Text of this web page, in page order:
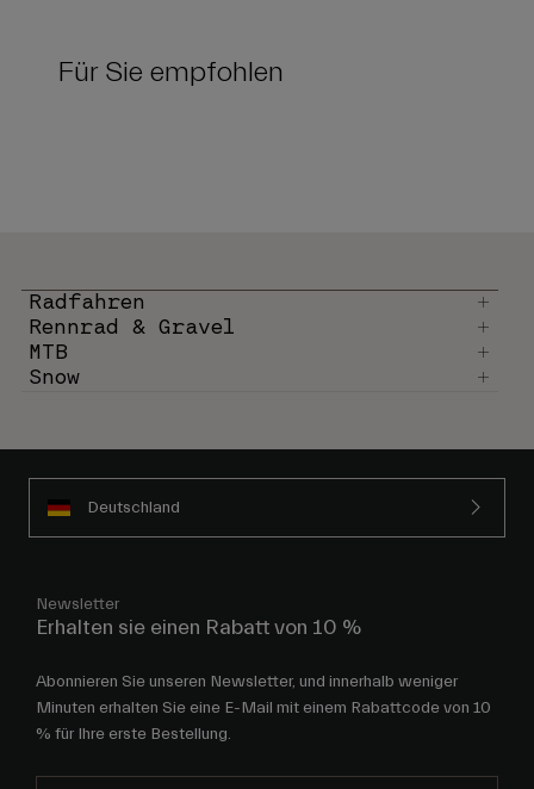
Für Sie empfohlen
Radfahren
Rennrad & Gravel
MTB
Snow
Deutschland
Newsletter
Erhalten sie einen Rabatt von 10 %
Abonnieren Sie unseren Newsletter, und innerhalb weniger
Minuten erhalten Sie eine E-Mail mit einem Rabattcode von 10
% für Ihre erste Bestellung.